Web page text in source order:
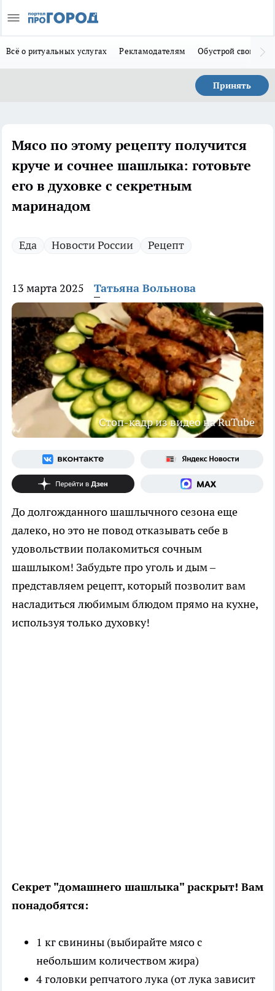
Всё о ритуальных услугах Рекламодателям Обустрой свой дом
Принять
Мясо по этому рецепту получится
круче и сочнее шашлыка: готовьте
его в духовке с секретным
маринадом
Еда Новости России Рецепт
13 марта 2025 Татьяна Вольнова
Стоп-кадр из видео на RuTube
До долгожданного шашлычного сезона еще
далеко, но это не повод отказывать себе в
удовольствии полакомиться сочным
шашлыком! Забудьте про уголь и дым –
представляем рецепт, который позволит вам
насладиться любимым блюдом прямо на кухне,
используя только духовку!
Секрет "домашнего шашлыка" раскрыт! Вам
понадобятся:
1 кг свинины (выбирайте мясо с
небольшим количеством жира)
4 головки репчатого лука (от лука зависит